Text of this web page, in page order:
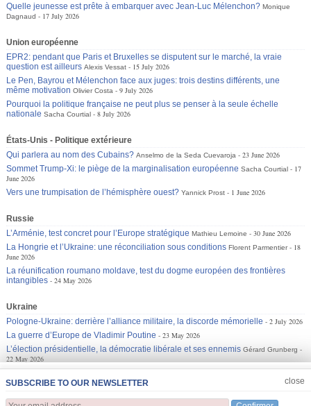
SUBSCRIBE TO OUR NEWSLETTER close
JOIN US CLOSE
Quelle jeunesse est prête à embarquer avec Jean-Luc Mélenchon? Monique
Dagnaud
17 July 2026
Union européenne
EPR2: pendant que Paris et Bruxelles se disputent sur le marché, la vraie
question est ailleurs Alexis Vessat
15 July 2026
Le Pen, Bayrou et Mélenchon face aux juges: trois destins différents, une
même motivation Olivier Costa
9 July 2026
Pourquoi la politique française ne peut plus se penser à la seule échelle
nationale Sacha Courtial 8 July 2026
États-Unis - Politique extérieure
Qui parlera au nom des Cubains? Anselmo de la Seda Cuevaroja
23 June 2026
Sommet Trump-Xi: le piège de la marginalisation européenne Sacha Courtial
17
June 2026
Vers une trumpisation de l’hémisphère ouest? Yannick Prost 1 June 2026
Russie
L’Arménie, test concret pour l’Europe stratégique Mathieu Lemoine
30 June 2026
La Hongrie et l’Ukraine: une réconciliation sous conditions Florent Parmentier
18
June 2026
La réunification roumano moldave, test du dogme européen des frontières
intangibles
24 May 2026
Ukraine
Pologne-Ukraine: derrière l’alliance militaire, la discorde mémorielle
2 July 2026
La guerre d’Europe de Vladimir Poutine
23 May 2026
L’élection présidentielle, la démocratie libérale et ses ennemis Gérard Grunberg
22 May 2026